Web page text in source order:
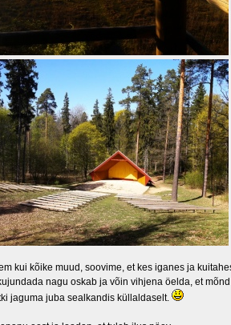
kui kõike muud, soovime, et kes iganes ja
nagu oskab ja võin vihjena öelda, et
jaguma juba sealkandis küllaldaselt.